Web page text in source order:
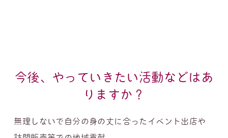
今後、やっていきたい活動などはあ
りますか？
無理しないで自分の身の丈に合ったイベント出店や